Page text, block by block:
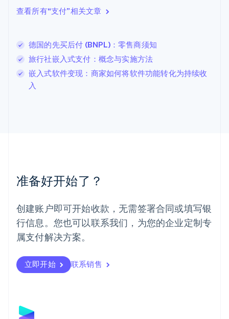
查看所有“支付”相关文章
德国的先买后付 (BNPL)：零售商须知
旅行社嵌入式支付：概念与实施方法
嵌入式软件变现：商家如何将软件功能转化为持续收
入
准备好开始了？
创建账户即可开始收款，无需签署合同或填写银
行信息。您也可以联系我们，为您的企业定制专
属支付解决方案。
立即开始 联系销售
立陶宛
DeutschEnglish
卢森堡
FrançaisDeutschEnglish
罗马尼亚
English
挪威
葡萄牙
Português English
日本
日本語English
瑞典
瑞士
DeutschFrançais
English